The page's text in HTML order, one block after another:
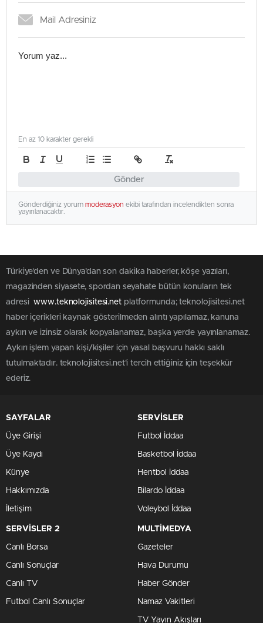
Gönder
En az 10 karakter gerekli
Gönderdiğiniz yorum moderasyon ekibi tarafından incelendikten sonra
yayınlanacaktır.
Türkiye'den ve Dünya’dan son dakika haberler, köşe yazıları,
magazinden siyasete, spordan seyahate bütün konuların tek
adresiwww.teknolojisitesi.netplatformunda; teknolojisitesi.net
haber içerikleri kaynak gösterilmeden alıntı yapılamaz, kanuna
aykırı ve izinsiz olarak kopyalanamaz, başka yerde yayınlanamaz.
Aykırı işlem yapan kişi/kişiler için yasal başvuru hakkı saklı
tutulmaktadır. teknolojisitesi.net'i tercih ettiğiniz için teşekkür
ederiz.
SAYFALAR
Üye Girişi
Üye Kaydı
Künye
Hakkımızda
İletişim
SERVİSLER
Futbol İddaa
Basketbol İddaa
Hentbol İddaa
Bilardo İddaa
Voleybol İddaa
SERVİSLER 2
Canlı Borsa
Canlı Sonuçlar
Canlı TV
Futbol Canlı Sonuçlar
MULTİMEDYA
Gazeteler
Hava Durumu
Haber Gönder
Namaz Vakitleri
TV Yayın Akışları